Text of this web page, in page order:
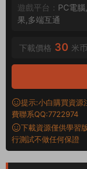
遊戲平台： PC電
果,多端互通
下載價格 30 米
提示:小白購買資源
費聯系QQ:7722974
下載資源僅供學習
行測試不做任何保證